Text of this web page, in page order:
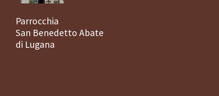
Parrocchia
San Benedetto Abate
di Lugana